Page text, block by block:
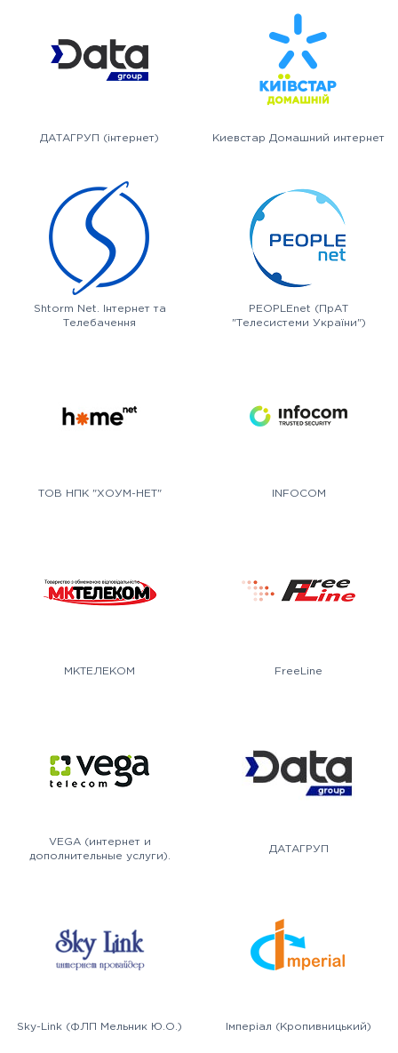
ДАТАГРУП (інтернет) Киевстар Домашний интернет
Shtorm Net. Інтернет та
Телебачення
PEOPLEnet (ПрАТ
"Телесистеми України")
ТОВ НПК "ХОУМ-НЕТ" INFOCOM
МКТЕЛЕКОМ FreeLine
VEGA (интернет и
дополнительные услуги).
ДАТАГРУП
Sky-Link (ФЛП Мельник Ю.О.) Імперіал (Кропивницький)